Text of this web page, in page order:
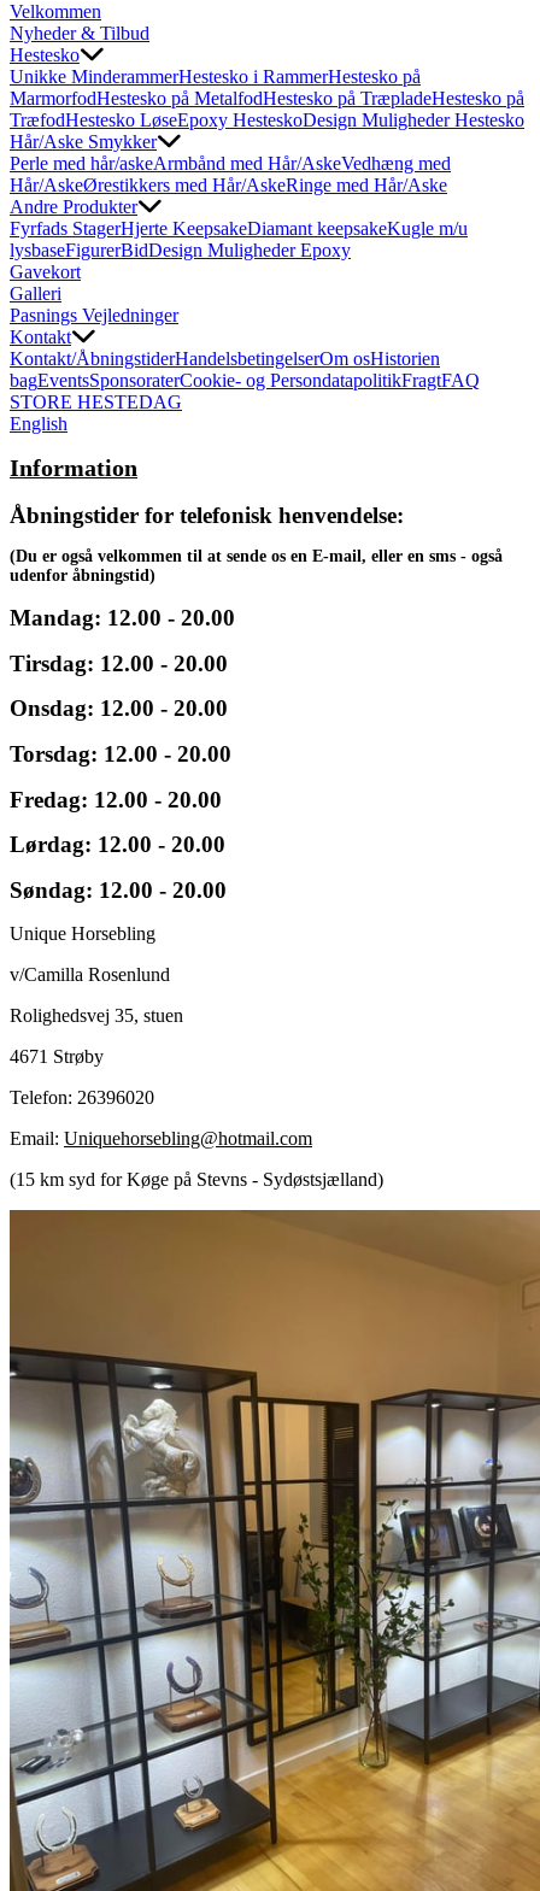
Velkommen
Nyheder & Tilbud
Hestesko
Unikke MinderammerHestesko i RammerHestesko på
MarmorfodHestesko på MetalfodHestesko på TræpladeHestesko på
TræfodHestesko LøseEpoxy HesteskoDesign Muligheder Hestesko
Hår/Aske Smykker
Perle med hår/askeArmbånd med Hår/AskeVedhæng med
Hår/AskeØrestikkers med Hår/AskeRinge med Hår/Aske
Andre Produkter
Fyrfads StagerHjerte KeepsakeDiamant keepsakeKugle m/u
lysbaseFigurerBidDesign Muligheder Epoxy
Gavekort
Galleri
Pasnings Vejledninger
Kontakt
Kontakt/ÅbningstiderHandelsbetingelserOm osHistorien
bagEventsSponsoraterCookie- og PersondatapolitikFragtFAQ
STORE HESTEDAG
English
Information
Åbningstider for telefonisk henvendelse:
(Du er også velkommen til at sende os en E-mail, eller en sms - også
udenfor åbningstid)
Mandag: 12.00 - 20.00
Tirsdag: 12.00 - 20.00
Onsdag: 12.00 - 20.00
Torsdag: 12.00 - 20.00
Fredag: 12.00 - 20.00
Lørdag: 12.00 - 20.00
Søndag: 12.00 - 20.00
Unique Horsebling
v/Camilla Rosenlund
Rolighedsvej 35, stuen
4671 Strøby
Telefon: 26396020
Email: Uniquehorsebling@hotmail.com
(15 km syd for Køge på Stevns - Sydøstsjælland)